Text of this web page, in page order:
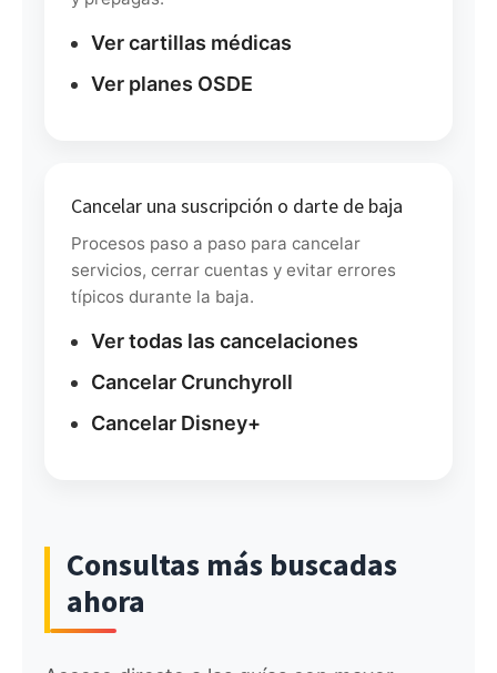
Ver cartillas médicas
Ver planes OSDE
Cancelar una suscripción o darte de baja
Procesos paso a paso para cancelar
servicios, cerrar cuentas y evitar errores
típicos durante la baja.
Ver todas las cancelaciones
Cancelar Crunchyroll
Cancelar Disney+
Consultas más buscadas
ahora